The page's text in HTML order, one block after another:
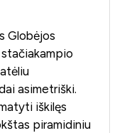
Globėjos
asimetriški.
iškilęs
piramidiniu